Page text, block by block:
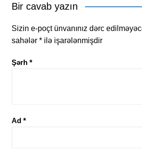
Bir cavab yazın
Sizin e-poçt ünvanınız dərc
sahələr *ilə işarələnmişdir
Şərh *
Ad *